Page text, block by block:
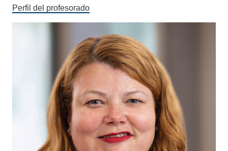
Perfil del profesorado